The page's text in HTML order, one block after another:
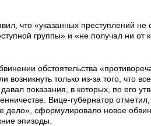
что «указанных преступлений не
группы» и «не получал ни от
обстоятельства
возникнуть только из-за того, что
показания, в которых, по его
Вице-губернатор отметил,
дело», сформулировало новое
эпизоды.